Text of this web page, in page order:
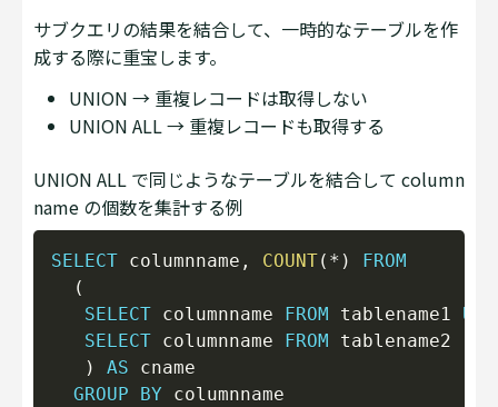
サブクエリの結果を結合して、一時的なテーブルを作
成する際に重宝します。
UNION → 重複レコードは取得しない
UNION ALL → 重複レコードも取得する
UNION ALL で同じようなテーブルを結合して column
name の個数を集計する例
SELECT columnname , COUNT( * )
FROM
(
SELECT columnname FROM tablename1
SELECT columnname FROM tablename2
)
AS cname
GROUP
BY